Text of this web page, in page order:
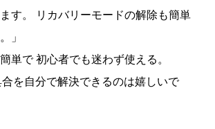
す。 リカバリーモードの解除も簡単
」
単で 初心者でも迷わず使える。
を自分で解決できるのは嬉しいで